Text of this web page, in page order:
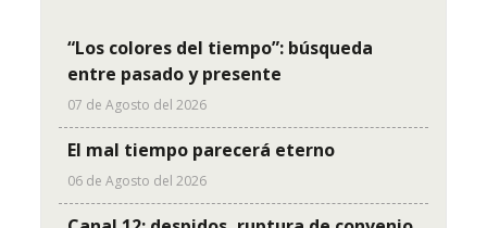
“Los colores del tiempo”: búsqueda
entre pasado y presente
07 de Agosto del 2026
El mal tiempo parecerá eterno
06 de Agosto del 2026